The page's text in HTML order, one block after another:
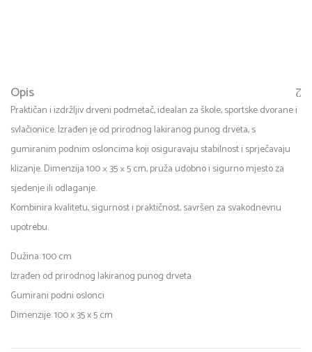
Opis
Praktičan i izdržljiv drveni podmetač, idealan za škole, sportske dvorane i
svlačionice. Izrađen je od prirodnog lakiranog punog drveta, s
gumiranim podnim osloncima koji osiguravaju stabilnost i sprječavaju
klizanje. Dimenzija 100 × 35 × 5 cm, pruža udobno i sigurno mjesto za
sjedenje ili odlaganje.
Kombinira kvalitetu, sigurnost i praktičnost, savršen za svakodnevnu
upotrebu.
Dužina: 100 cm
Izrađen od prirodnog lakiranog punog drveta
Gumirani podni oslonci
Dimenzije: 100 x 35 x 5 cm